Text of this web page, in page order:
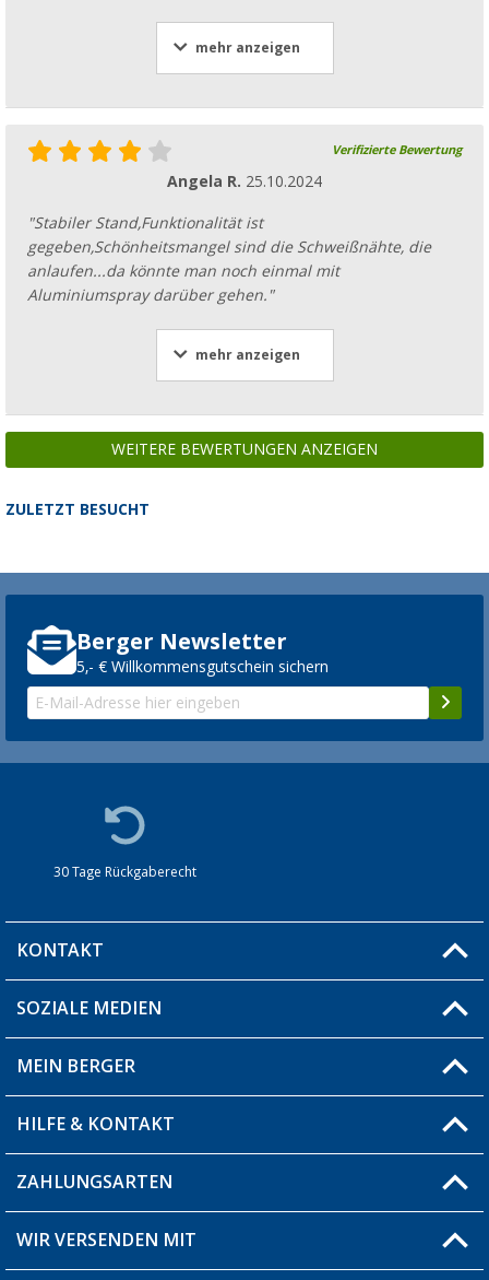
mehr anzeigen
Verifizierte Bewertung
Angela R. 25.10.2024
"Stabiler Stand,Funktionalität ist
gegeben,Schönheitsmangel sind die Schweißnähte, die
anlaufen...da könnte man noch einmal mit
Aluminiumspray darüber gehen."
mehr anzeigen
WEITERE BEWERTUNGEN ANZEIGEN
ZULETZT BESUCHT
Berger Newsletter
5,- € Willkommensgutschein sichern
30 Tage Rückgaberecht
KONTAKT
Du hast eine Frage?
Filiale finden
SOZIALE MEDIEN
MEIN BERGER
Blog
Produkttester
Über uns
HILFE & KONTAKT
Fragen & Antworten / FAQ
Versandinformationen
ZAHLUNGSARTEN
WIR VERSENDEN MIT